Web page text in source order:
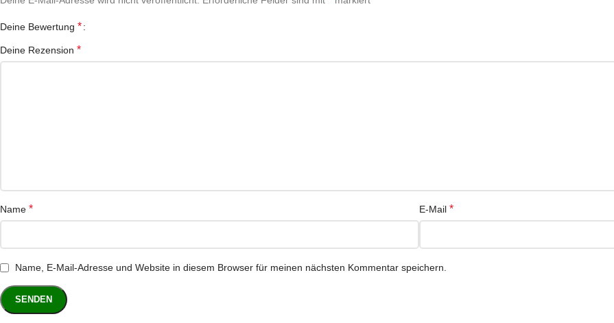
Deine Bewertung *
Deine Rezension *
Name * E-Mail *
Name, E-Mail-Adresse und Website in diesem Browser für meinen nächsten Kommentar speichern.